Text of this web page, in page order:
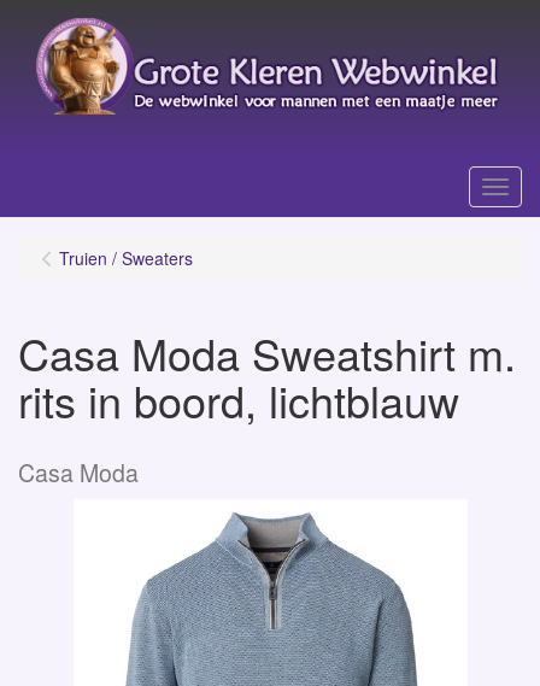
Menu
Truien / Sweaters
Casa Moda Sweatshirt m.
rits in boord, lichtblauw
Casa Moda